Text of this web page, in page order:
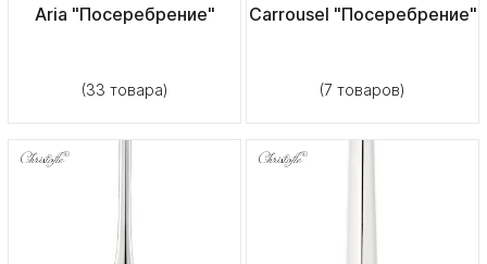
Aria "Посеребрение"
(33 товара)
Carrousel "Посеребрение"
(7 товаров)